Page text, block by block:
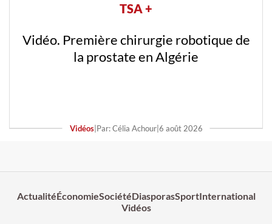
TSA +
Vidéo. Première chirurgie robotique de
la prostate en Algérie
Vidéos|Par: Célia Achour|6 août 2026
ActualitéÉconomieSociétéDiasporasSportInternational
Vidéos